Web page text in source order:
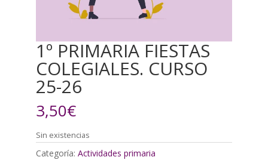
1º PRIMARIA FIESTAS
COLEGIALES. CURSO
25-26
3,50€
Sin existencias
Categoría: Actividades primaria